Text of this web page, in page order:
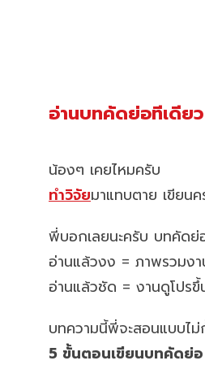
อ่านบทคัดย่อทีเดีย
น้องๆ เคยไหมครับ
ทำวิจัยมาแทบตาย เขียน
พี่บอกเลยนะครับ บทคัดย่
อ่านแล้วงง = ภาพรวมงา
อ่านแล้วชัด = งานดูโปร
บทความนี้พี่จะสอนแบบไ
5 ขั้นตอนเขียนบทคัดย่